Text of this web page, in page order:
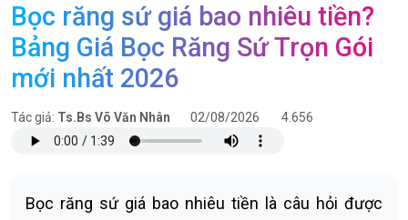
Bọc răng sứ giá bao nhiêu tiền?
Bảng Giá Bọc Răng Sứ Trọn Gói
mới nhất 2026
Tác giả: Ts.Bs Võ Văn Nhân 02/08/2026 4.656
Bọc răng sứ giá bao nhiêu tiền là câu hỏi được